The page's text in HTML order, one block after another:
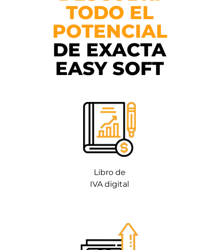
TODO EL
POTENCIAL
DE EXACTA
EASY SOFT
Libro de
IVA digital